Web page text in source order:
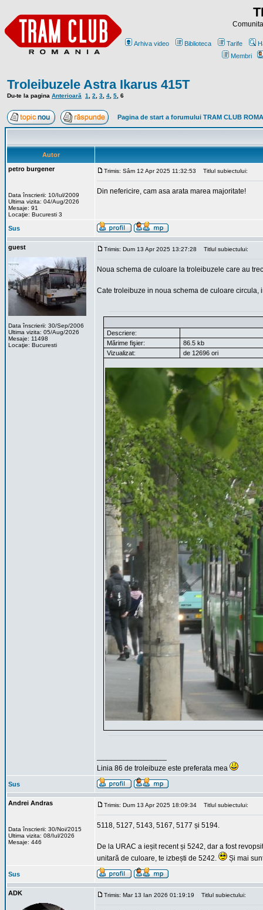
Arhiva video Biblioteca Tarife
Membri
Troleibuzele Astra Ikarus 415T
Du-te la pagina Anterioară 1 2 3 4 5 6
Pagina de start a forumului TRAM CLUB
Autor
petro burgener
Data înscrierii: 10/Iul/2009
Ultima vizita: 04/Aug/2026
Mesaje: 91
Locaţie: Bucuresti 3
Trimis: Sâm 12 Apr 2025 11:32:53 Titlul subiectului:
Din nefericire, cam asa arata marea majoritate!
Sus
guest
Data înscrierii: 30/Sep/2006
Ultima vizita: 05/Aug/2026
Mesaje: 11498
Locaţie: Bucuresti
Trimis: Dum 13 Apr 2025 13:27:28 Titlul subiectului:
Noua schema de culoare la troleibuzele care au
Cate troleibuze in noua schema de culoare circula,
Descriere:
Mărime fişier:
86.5 kb
Vizualizat:
de 12696 ori
Linia 86 de troleibuze este preferata mea
Sus
Andrei Andras
Data înscrierii: 30/Noi/2015
Ultima vizita: 08/Iul/2026
Mesaje: 446
Trimis: Dum 13 Apr 2025 18:09:34 Titlul subiectului:
5118, 5127, 5143, 5167, 5177 și 5194.
De la URAC a ieșit recent și 5242, dar a fost
unitară de culoare, te izbești de 5242.
Și mai
Sus
ADK Trimis: Mar 13 Ian 2026 01:19:19 Titlul subiectului: